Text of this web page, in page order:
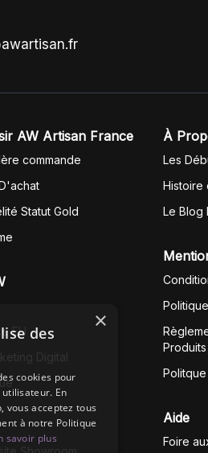
AW Artisan France
commande
Statut Gold
EU
Digital
À
Les
Histoire
Le Blog
Produits
Aide
Foire
×
des
cookies pour
En
vous acceptez tous
à notre Politique
savoir plus